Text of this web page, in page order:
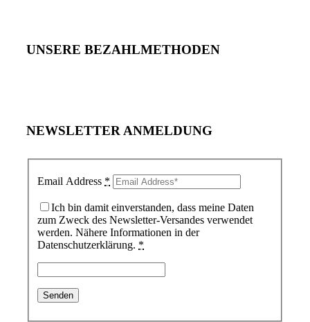
UNSERE BEZAHLMETHODEN
NEWSLETTER ANMELDUNG
Email Address *
Ich bin damit einverstanden, dass meine Daten
zum Zweck des Newsletter-Versandes verwendet
werden. Nähere Informationen in der
Datenschutzerklärung. *